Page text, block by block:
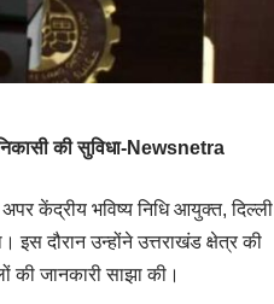
की सुविधा-Newsnetra
केंद्रीय भविष्य निधि आयुक्त, दिल्ली
इस दौरान उन्होंने उत्तराखंड क्षेत्र की
की जानकारी साझा की।